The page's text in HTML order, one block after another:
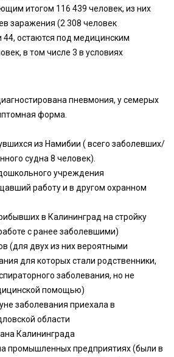
итогом 116 439 человек, из них
заражения (2 308 человек
остаются под медицинским
в том числе 3 в условиях
пневмония, у семерых
форма.
из Намибии ( всего заболевших/
судна 8 человек).
учреждения
работу и в другом охранном
в Калининград на стройку
с ранее заболевшими)
(для двух из них вероятными
для которых стали родственники,
заболевания, но не
помощью)
заболевания приехала в
области
Калининграда
промышленных предприятиях (были в